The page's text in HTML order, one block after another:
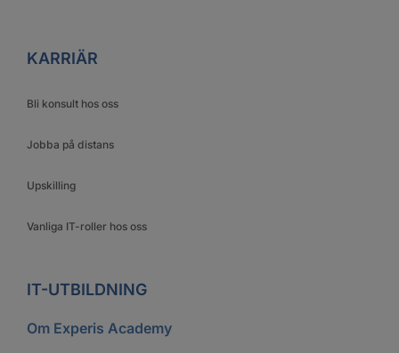
KARRIÄR
Bli konsult hos oss
Jobba på distans
Upskilling
Vanliga IT-roller hos oss
IT-UTBILDNING
Om Experis Academy